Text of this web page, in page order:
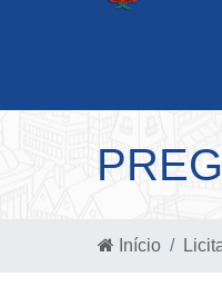
Início